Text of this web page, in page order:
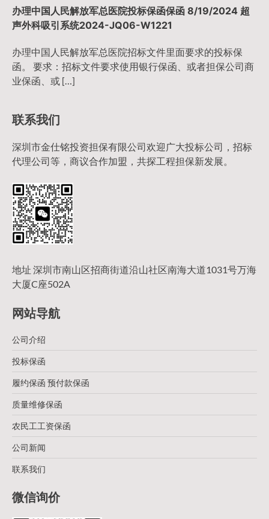
办理中国人民解放军总医院投标保函保函 8/19/2024 超
声外科吸引系统2024-JQ06-W1221
办理中国人民解放军总医院招标文件里面要求的投标保
函。 要求：招标文件要求使用银行保函、或者担保公司商
业保函、或 […]
联系我们
深圳市金仕铭投资担保有限公司欢迎广大投标公司，招标
代理公司等，商议合作加盟，共探工程担保新发展。
地址 深圳市南山区招商街道沿山社区南海大道1031号万海
大厦C座502A
网站导航
公司介绍
投标保函
履约保函 预付款保函
质量维修保函
农民工工资保函
公司新闻
联系我们
微信询价